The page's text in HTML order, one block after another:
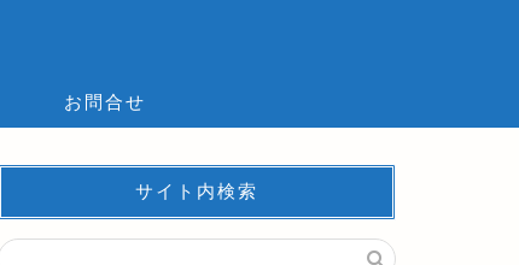
お問合せ
サイト内検索